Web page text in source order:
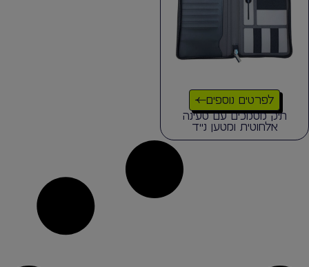
לפרטים נוספים
תיק מסמכים עם טעינה
אלחוטית ומטען נייד